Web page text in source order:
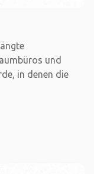
und
in denen die